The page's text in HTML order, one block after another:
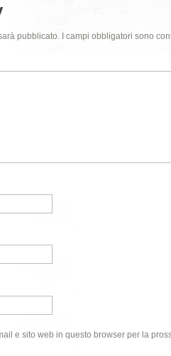
pubblicato. I campi obbligatori sono
e sito web in questo browser per la